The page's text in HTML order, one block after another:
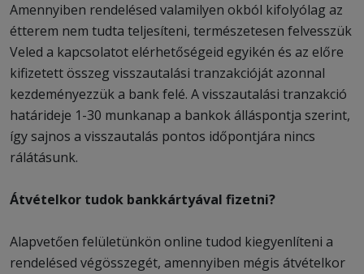
Amennyiben rendelésed valamilyen okból kifolyólag az
étterem nem tudta teljesíteni, természetesen felvesszük
Veled a kapcsolatot elérhetőségeid egyikén és az előre
kifizetett összeg visszautalási tranzakcióját azonnal
kezdeményezzük a bank felé. A visszautalási tranzakció
határideje 1-30 munkanap a bankok álláspontja szerint,
így sajnos a visszautalás pontos időpontjára nincs
rálátásunk.
Átvételkor tudok bankkártyával fizetni?
Alapvetően felületünkön online tudod kiegyenlíteni a
rendelésed végösszegét, amennyiben mégis átvételkor